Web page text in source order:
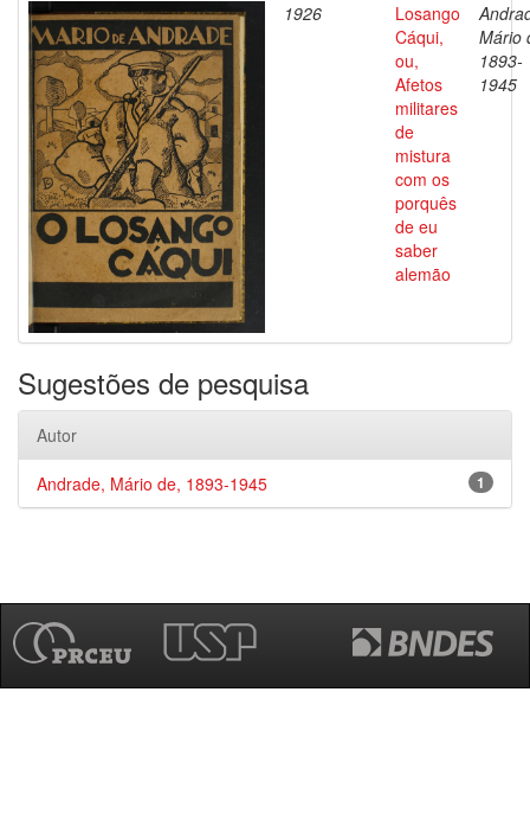
1926
Losango
Cáqui,
ou,
Afetos
militares
de
mistura
com os
porquês
de eu
saber
alemão
Mário
1893-
1945
Sugestões de pesquisa
Autor
1
Andrade, Mário de, 1893-1945